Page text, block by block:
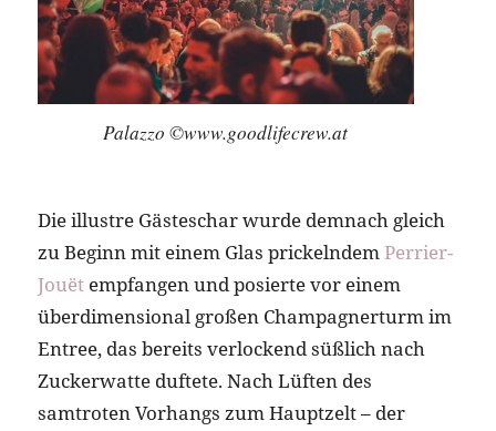
Palazzo ©www.goodlifecrew.at
Die illustre Gästeschar wurde demnach gleich
zu Beginn mit einem Glas prickelndemPerrier-
Jouëtempfangen und posierte vor einem
überdimensional großen Champagnerturm im
Entree, das bereits verlockend süßlich nach
Zuckerwatte duftete. Nach Lüften des
samtroten Vorhangs zum Hauptzelt – der